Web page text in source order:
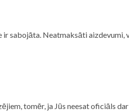
sabojāta. Neatmaksāti aizdevumi,
tomēr, ja Jūs neesat oficiāls